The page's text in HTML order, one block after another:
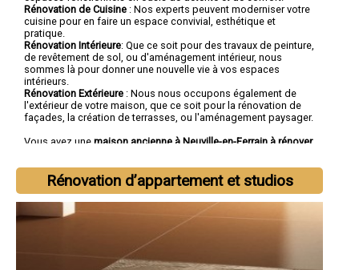
Rénovation de Cuisine : Nos experts peuvent moderniser votre
cuisine pour en faire un espace convivial, esthétique et
pratique.
Rénovation Intérieure: Que ce soit pour des travaux de peinture,
de revêtement de sol, ou d'aménagement intérieur, nous
sommes là pour donner une nouvelle vie à vos espaces
intérieurs.
Rénovation Extérieure : Nous nous occupons également de
l'extérieur de votre maison, que ce soit pour la rénovation de
façades, la création de terrasses, ou l'aménagement paysager.
Vous avez une maison ancienne à Neuville-en-Ferrain à rénover
Ferraintout corps d'état ?
Faites confiance à la société SOCOREBAT.
Rénovation d’appartement et studios